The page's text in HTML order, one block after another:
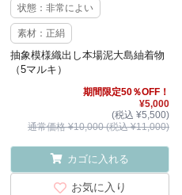
状態：非常によい
素材：正絹
抽象模様織出し本場泥大島紬着物
（5マルキ）
期間限定50％OFF！
¥5,000
(税込 ¥5,500)
通常価格 ¥10,000 (税込 ¥11,000)
カゴに入れる
お気に入り